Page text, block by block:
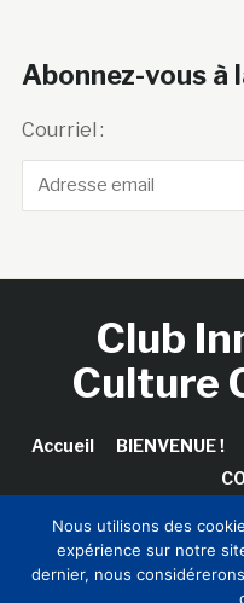
Abonnez-vous à
Courriel :
Club
Culture
Accueil BIENVENUE !
Copyright © 2026 Club
Nous utilisons des
expérience sur notre
dernier, nous